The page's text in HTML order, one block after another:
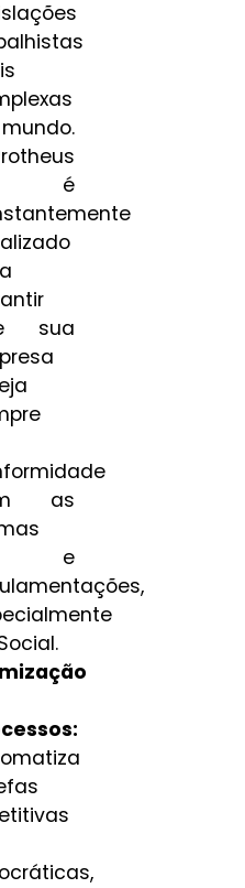
é
sua
as
e